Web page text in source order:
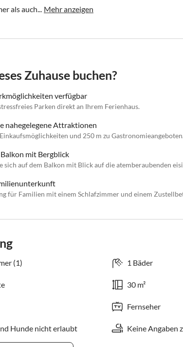
als auch... Mehr anzeigen
Zuhause buchen?
verfügbar
Parken direkt an Ihrem Ferienhaus.
nahegelegene Attraktionen
und 250 m zu Gastronomieangeboten.
mit Bergblick
sich auf dem Balkon mit Blick auf die atemberaubenden
für Familien mit einem Schlafzimmer und einem
(1) 1 Bäder
30 m²
Fernseher
Hunde nicht erlaubt Keine Angaben